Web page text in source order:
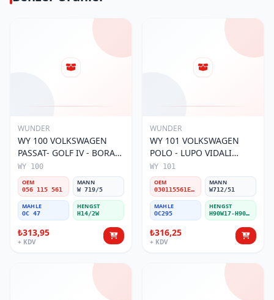
WUNDER
WY 100 VOLKSWAGEN
PASSAT- GOLF IV - BORA
056 115 561 Yağ Filtresi
WY 100
OEM
056 115 561
MANN
W 719/5
MAHLE
OC 47
HENGST
H14/2W
₺313,95
+ KDV
WUNDER
WY 101 VOLKSWAGEN
POLO - LUPO VIDALI
030115561E Yağ Filtresi
WY 101
OEM
030115561E / 030115561AA / 030115561AB / 030115561AD
MANN
W712/51
MAHLE
OC295
HENGST
H90W17-H90W11
₺316,25
+ KDV